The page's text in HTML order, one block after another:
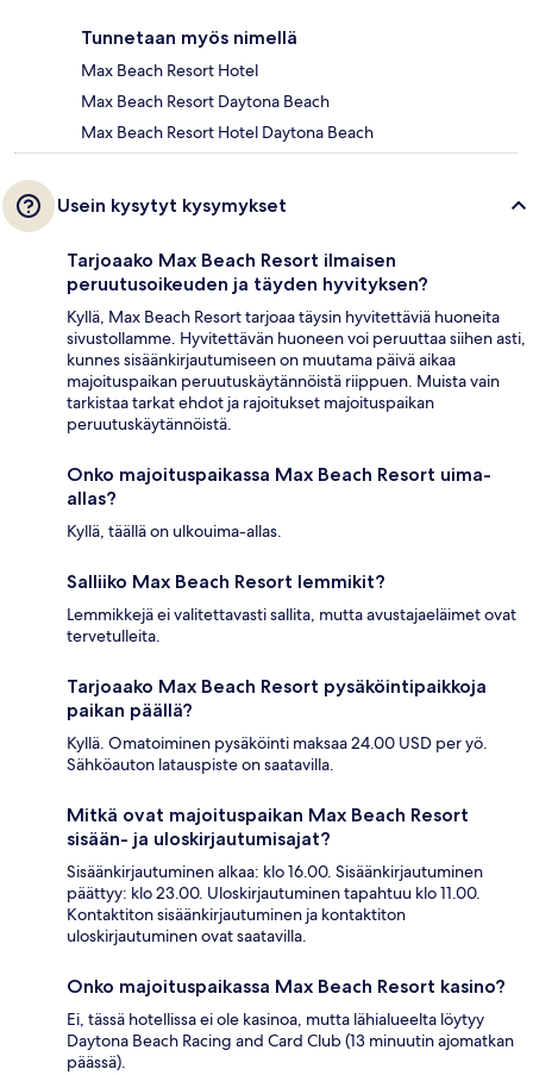
Tunnetaan myös nimellä
Max Beach Resort Hotel
Max Beach Resort Daytona Beach
Max Beach Resort Hotel Daytona Beach
Usein kysytyt kysymykset
Tarjoaako Max Beach Resort ilmaisen
peruutusoikeuden ja täyden hyvityksen?
Kyllä, Max Beach Resort tarjoaa täysin hyvitettäviä huoneita
sivustollamme. Hyvitettävän huoneen voi peruuttaa siihen asti,
kunnes sisäänkirjautumiseen on muutama päivä aikaa
majoituspaikan peruutuskäytännöistä riippuen. Muista vain
tarkistaa tarkat ehdot ja rajoitukset majoituspaikan
peruutuskäytännöistä.
Onko majoituspaikassa Max Beach Resort uima-
allas?
Kyllä, täällä on ulkouima-allas.
Salliiko Max Beach Resort lemmikit?
Lemmikkejä ei valitettavasti sallita, mutta avustajaeläimet ovat
tervetulleita.
Tarjoaako Max Beach Resort pysäköintipaikkoja
paikan päällä?
Kyllä. Omatoiminen pysäköinti maksaa 24.00 USD per yö.
Sähköauton latauspiste on saatavilla.
Mitkä ovat majoituspaikan Max Beach Resort
sisään- ja uloskirjautumisajat?
Sisäänkirjautuminen alkaa: klo 16.00. Sisäänkirjautuminen
päättyy: klo 23.00. Uloskirjautuminen tapahtuu klo 11.00.
Kontaktiton sisäänkirjautuminen ja kontaktiton
uloskirjautuminen ovat saatavilla.
Onko majoituspaikassa Max Beach Resort kasino?
Ei, tässä hotellissa ei ole kasinoa, mutta lähialueelta löytyy
Daytona Beach Racing and Card Club (13 minuutin ajomatkan
päässä).